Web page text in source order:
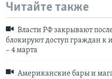
Читайте также
Власти РФ закрывают
блокируют доступ граждан
– 4 марта
Американские бары и